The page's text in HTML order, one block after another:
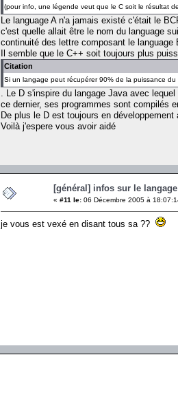
(pour info, une légende veut que le C soit le résultat
Le language A n'a jamais existé c'était le
c'est quelle allait être le nom du language
continuité des lettre composant le language
Il semble que le C++ soit toujours plus
Citation
Si un langage peut récupérer 90% de la puissance
. Le D s'inspire du langage Java avec
ce dernier, ses programmes sont compilés
De plus le D est toujours en
Voilà j'espere vous avoir aidé
[général] infos sur le
« #11 le: 06 Décembre 2005 à
je vous est vexé en disant tous sa ??